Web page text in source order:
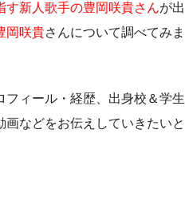
す新人歌手の豊岡咲貴さんが出
岡咲貴さんについて調べてみま
ィール・経歴、出身校＆学生
などをお伝えしていきたいと